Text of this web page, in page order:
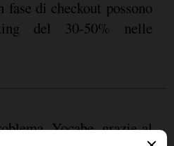
di checkout possono
del 30-50% nelle
Yocabe, grazie al